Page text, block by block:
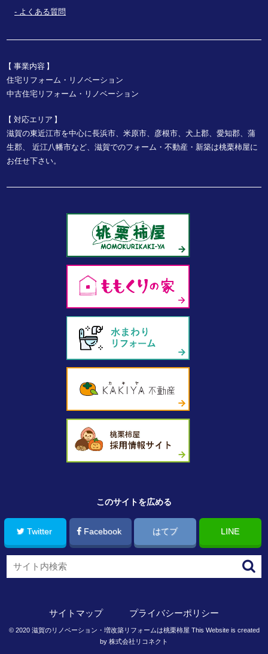
よくある質問
事業内容
住宅リフォーム・リノベーション
中古住宅リフォーム・リノベーション
対応エリア
滋賀の東近江市を中心に長浜市、米原市、彦根市、犬上郡、愛知郡、蒲
生郡、
近江八幡市など、滋賀でのフォーム・不動産・新築は桃栗柿屋に
お任せ下さい。
このサイトを広める
Twitter Facebook はてブ LINE
サイトマップ プライバシーポリシー
© 2020 滋賀のリノベーション・増改築リフォームは桃栗柿屋 This Website is created
by 株式会社リコネクト